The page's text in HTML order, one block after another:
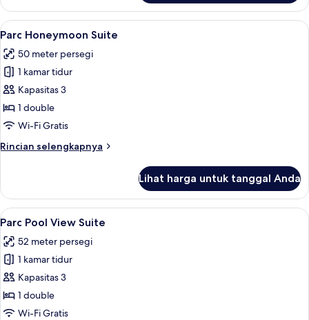
Kamar
Double
atau
Lihat
semua
foto
untuk
Parc
Honeymoon
Suite
Parc Honeymoon Suite | Minibar,
14
Parc Honeymoon Suite
50 meter persegi
1 kamar tidur
Kapasitas 3
1 double
Wi-Fi Gratis
Rincian selengkapnya
Rincian
Parc
Honeymoon
Suite
Lihat harga untuk tanggal Anda
Lihat
semua
foto
untuk
Parc
Pool
View
Parc Pool View Suite | Area
21
Parc Pool View Suite
52 meter persegi
1 kamar tidur
Kapasitas 3
1 double
Wi-Fi Gratis